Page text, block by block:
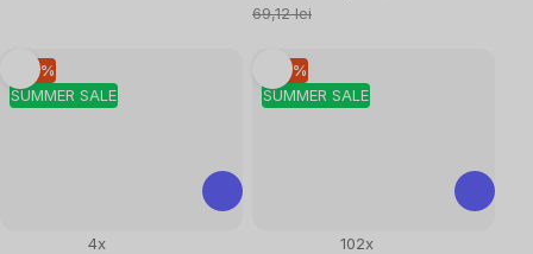
preţ:
69,12 lei
SUMMER SALE
–10 %
4x
SUMMER SALE
–10 %
102x